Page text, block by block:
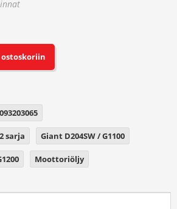
sarja Giant D204SW / G1100
Moottoriöljy